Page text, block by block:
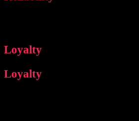
Loyalty
Loyalty